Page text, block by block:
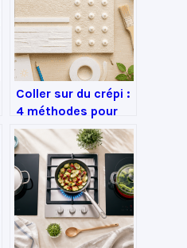
Coller sur du crépi :
4 méthodes pour
décorer sans percer
ni abîmer vos murs